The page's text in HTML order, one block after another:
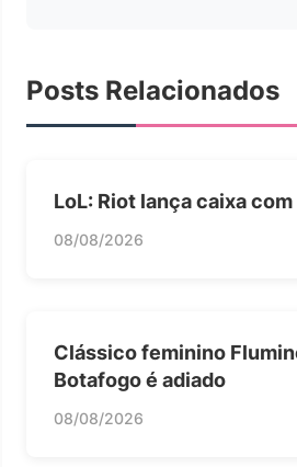
Posts Relacionados
LoL: Riot lança caixa
08/08/2026
Clássico feminino
Botafogo é adiado
08/08/2026